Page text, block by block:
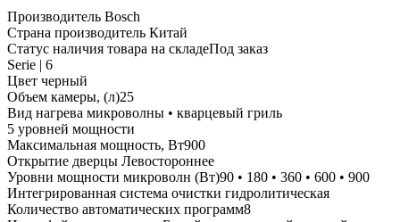
Производитель Bosch
Страна производитель Китай
Статус наличия товара на складеПод заказ
Serie | 6
Цвет черный
Объем камеры, (л)25
Вид нагрева микроволны • кварцевый гриль
5 уровней мощности
Максимальная мощность, Вт900
Открытие дверцы Левостороннее
Уровни мощности микроволн (Вт)90 • 180 • 360 • 600 • 900
Интегрированная система очистки гидролитическая
Количество автоматических программ8